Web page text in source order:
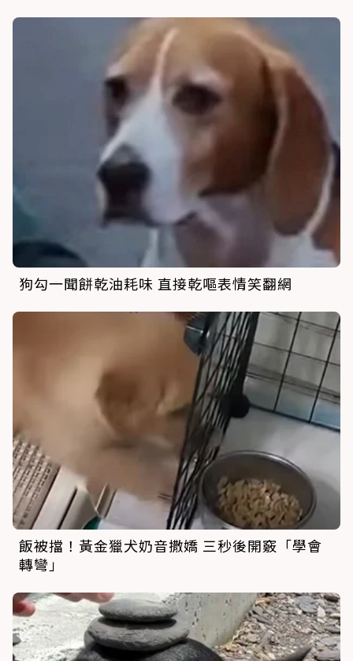
狗勾一聞餅乾油耗味 直接乾嘔表情笑翻網
飯被擋！黃金獵犬奶音撒嬌 三秒後開竅「學會
轉彎」